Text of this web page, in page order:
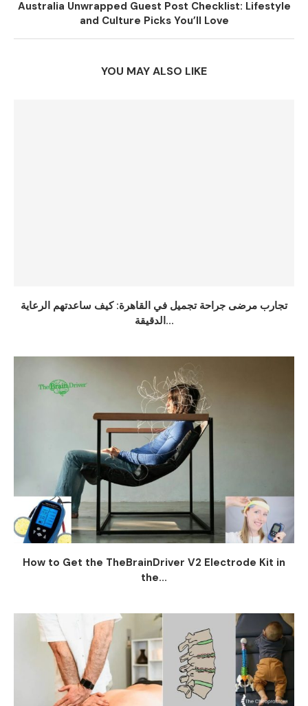
Australia Unwrapped Guest Post Checklist: Lifestyle
and Culture Picks You’ll Love
YOU MAY ALSO LIKE
تجارب مرضى جراحة تجميل في القاهرة: كيف ساعدتهم الرعاية
الدقيقة...
How to Get the TheBrainDriver V2 Electrode Kit in
the...